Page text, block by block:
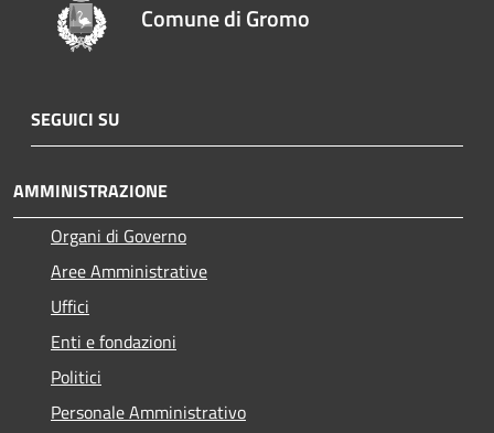
Comune di Gromo
SEGUICI SU
AMMINISTRAZIONE
Organi di Governo
Aree Amministrative
Uffici
Enti e fondazioni
Politici
Personale Amministrativo